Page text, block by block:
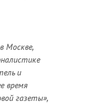
Москве,
и
время
газеты»,